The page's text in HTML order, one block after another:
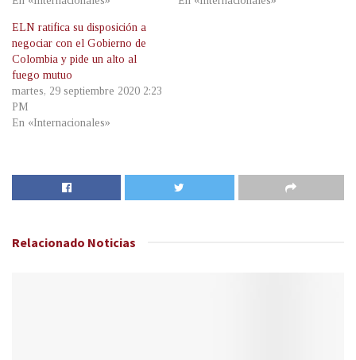
ELN ratifica su disposición a
negociar con el Gobierno de
Colombia y pide un alto al
fuego mutuo
martes, 29 septiembre 2020 2:23
PM
En «Internacionales»
Relacionado Noticias